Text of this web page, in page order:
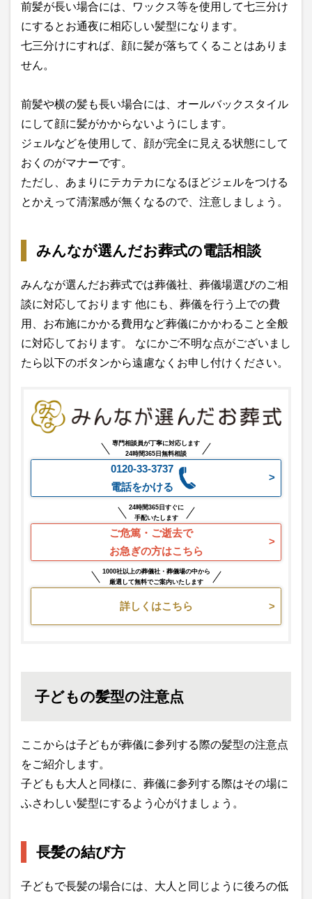
前髪が長い場合には、ワックス等を使用して七三分け
にするとお通夜に相応しい髪型になります。
七三分けにすれば、顔に髪が落ちてくることはありま
せん。
前髪や横の髪も長い場合には、オールバックスタイル
にして顔に髪がかからないようにします。
ジェルなどを使用して、顔が完全に見える状態にして
おくのがマナーです。
ただし、あまりにテカテカになるほどジェルをつける
とかえって清潔感が無くなるので、注意しましょう。
みんなが選んだお葬式の電話相談
みんなが選んだお葬式では葬儀社、葬儀場選びのご相
談に対応しております 他にも、葬儀を行う上での費
用、お布施にかかる費用など葬儀にかかわること全般
に対応しております。 なにかご不明な点がございまし
たら以下のボタンから遠慮なくお申し付けください。
専門相談員が丁寧に対応します
24時間365日無料相談
0120-33-3737
電話をかける
24時間365日すぐに
手配いたします
ご危篤・ご逝去で
お急ぎの方はこちら
1000社以上の葬儀社・葬儀場の中から
厳選して無料でご案内いたします
詳しくはこちら
子どもの髪型の注意点
ここからは子どもが葬儀に参列する際の髪型の注意点
をご紹介します。
子どもも大人と同様に、葬儀に参列する際はその場に
ふさわしい髪型にするよう心がけましょう。
長髪の結び方
子どもで長髪の場合には、大人と同じように後ろの低